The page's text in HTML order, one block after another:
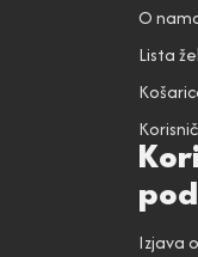
O
Lista
Izjava